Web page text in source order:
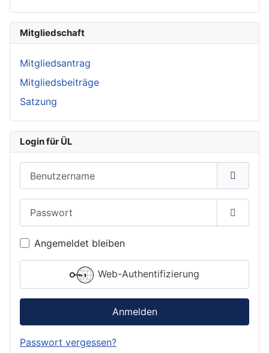
Mitgliedschaft
Mitgliedsantrag
Mitgliedsbeiträge
Satzung
Login für ÜL
Angemeldet bleiben
Web-Authentifizierung
Anmelden
Passwort vergessen?